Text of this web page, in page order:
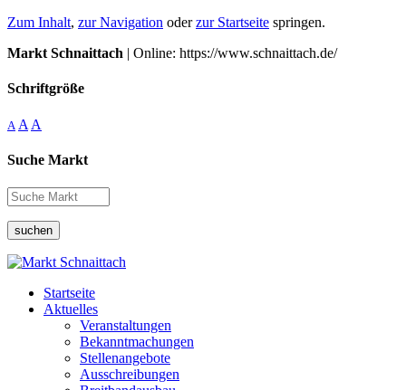
Zum Inhalt, zur Navigation oderzur Startseite springen.
Markt Schnaittach | Online: https://www.schnaittach.de/
Schriftgröße
A A A
Suche Markt
suchen
Startseite
Aktuelles
Veranstaltungen
Bekanntmachungen
Stellenangebote
Ausschreibungen